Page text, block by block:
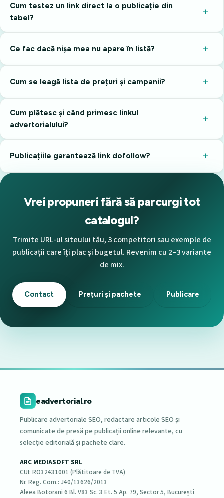
Cum testez un link direct la o publicație din
tabel?
Ce fac dacă nișa mea nu apare în listă?
Cum se leagă lista de prețuri și campanii?
Cum plătesc și când primesc linkul
advertorialului?
Publicațiile garantează link dofollow?
Vrei propuneri fără să parcurgi tot
catalogul?
Trimite URL-ul siteului tău, 3 competitori sau exemple de
publicații care îți plac și bugetul. Revenim cu 2–3 variante
de mix.
Contact Prețuri și pachete Publicare
eadvertorial.ro
Publicare advertoriale SEO, redactare articole SEO și
comunicate de presă pe publicații online relevante, cu
selecție editorială și pachete clare.
ARC MEDIASOFT SRL
CUI: RO32431001 (Plătitoare de TVA)
Nr. Reg. Com.: J40/13626/2013
Aleea Botorani 6 Bl. V83 Sc. 3 Et. 5 Ap. 79, Sector 5, București